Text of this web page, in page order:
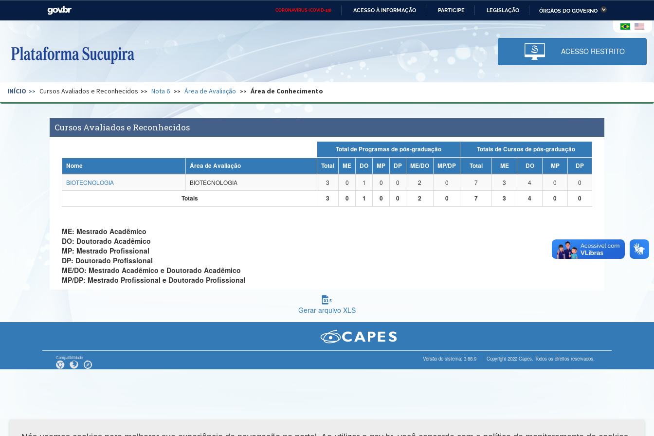
CORONAVÍRUS (COVID-19) ACESSO À INFORMAÇÃO PARTICIPE LEGISLAÇÃO ÓRGÃOS DO GOVERNO
Casa Civil Ministério das Relações Ministério da Economia Ministério da Infraestrutura
Pecuária e Abastecimento
Ministério da Ciência,
Tecnologia, Inovações e
Comunicações
Ministério do Desenvolvimento
Regional e dos Direitos Humanos
Secretaria de Governo Gabinete de Segurança Advocacia-Geral da União Banco Central do Brasil Planalto
ACESSO RESTRITO
INÍCIO Cursos Avaliados e Reconhecidos Nota 6 Área de Avaliação Área de Conhecimento
Cursos Avaliados e Reconhecidos
Total de Programas de pós-graduação
Totais de Cursos de pós-graduação
Nome
Área de Avaliação Total ME DO MP DP ME/DO MP/DP Total ME DO MP
DP
BIOTECNOLOGIA
BIOTECNOLOGIA 3 0 1 0 0 2 0 7 3 4 0
0
Totais
3 0 1 0 0 2 0 7 3 4 0 0
ME: Mestrado Acadêmico
DO: Doutorado Acadêmico
MP: Mestrado Profissional
DP: Doutorado Profissional
ME/DO: Mestrado Acadêmico e Doutorado Acadêmico
MP/DP: Mestrado Profissional e Doutorado Profissional
Gerar arquivo XLS
Compatibilidade Versão do sistema: 3.88.9 Copyright 2022 Capes. Todos os direitos reservados.